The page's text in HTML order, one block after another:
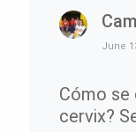
June
Cómo se
cervix?